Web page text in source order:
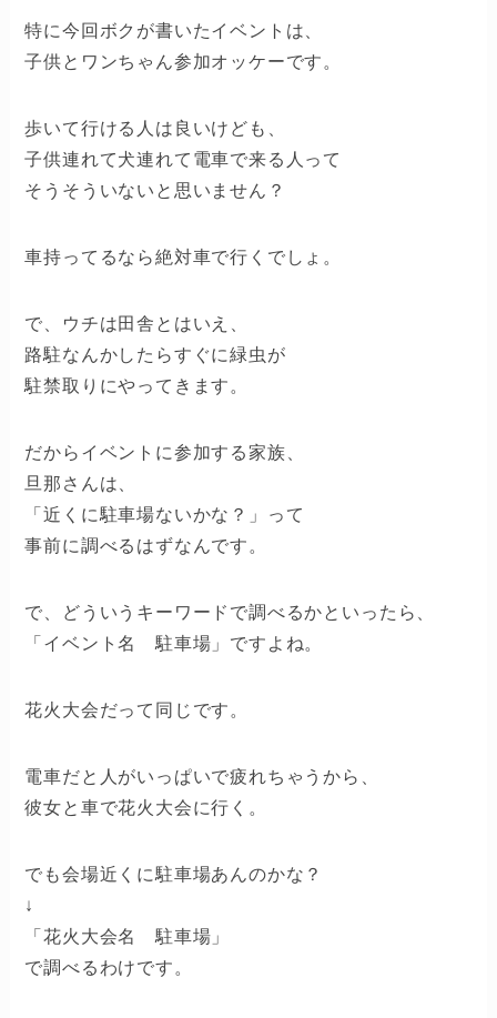
特に今回ボクが書いたイベントは、
子供とワンちゃん参加オッケーです。
歩いて行ける人は良いけども、
子供連れて犬連れて電車で来る人って
そうそういないと思いません？
車持ってるなら絶対車で行くでしょ。
で、ウチは田舎とはいえ、
路駐なんかしたらすぐに緑虫が
駐禁取りにやってきます。
だからイベントに参加する家族、
旦那さんは、
「近くに駐車場ないかな？」って
事前に調べるはずなんです。
で、どういうキーワードで調べるかといったら、
「イベント名 駐車場」ですよね。
花火大会だって同じです。
電車だと人がいっぱいで疲れちゃうから、
彼女と車で花火大会に行く。
でも会場近くに駐車場あんのかな？
↓
「花火大会名 駐車場」
で調べるわけです。